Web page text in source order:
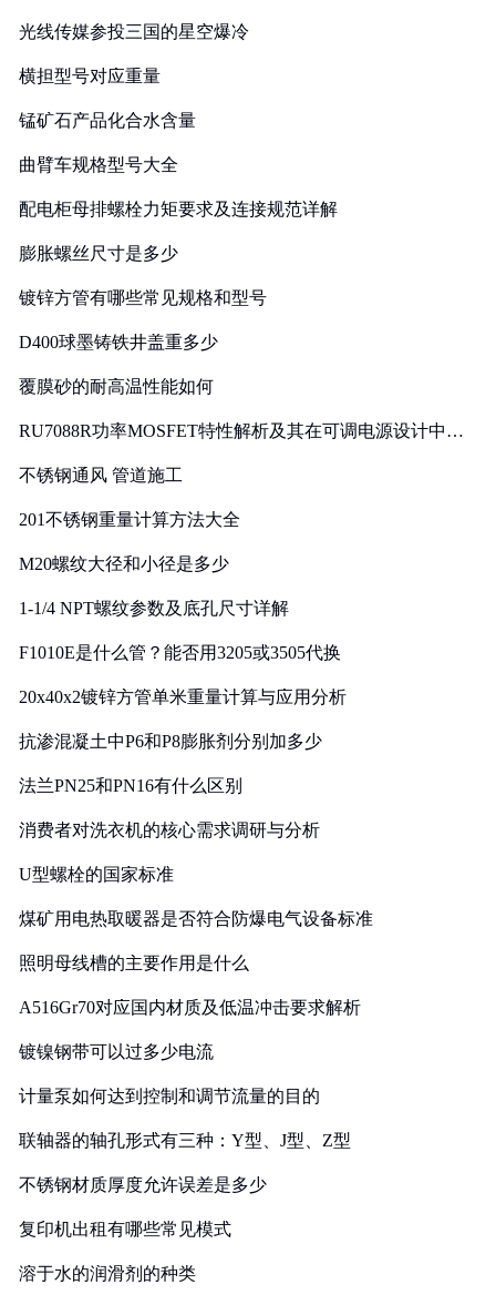
光线传媒参投三国的星空爆冷
横担型号对应重量
锰矿石产品化合水含量
曲臂车规格型号大全
配电柜母排螺栓力矩要求及连接规范详解
膨胀螺丝尺寸是多少
镀锌方管有哪些常见规格和型号
D400球墨铸铁井盖重多少
覆膜砂的耐高温性能如何
RU7088R功率MOSFET特性解析及其在可调电源设计中的
不锈钢通风 管道施工
201不锈钢重量计算方法大全
M20螺纹大径和小径是多少
1-1/4 NPT螺纹参数及底孔尺寸详解
F1010E是什么管？能否用3205或3505代换
20x40x2镀锌方管单米重量计算与应用分析
抗渗混凝土中P6和P8膨胀剂分别加多少
法兰PN25和PN16有什么区别
消费者对洗衣机的核心需求调研与分析
U型螺栓的国家标准
煤矿用电热取暖器是否符合防爆电气设备标准
照明母线槽的主要作用是什么
A516Gr70对应国内材质及低温冲击要求解析
镀镍钢带可以过多少电流
计量泵如何达到控制和调节流量的目的
联轴器的轴孔形式有三种：Y型、J型、Z型
不锈钢材质厚度允许误差是多少
复印机出租有哪些常见模式
溶于水的润滑剂的种类